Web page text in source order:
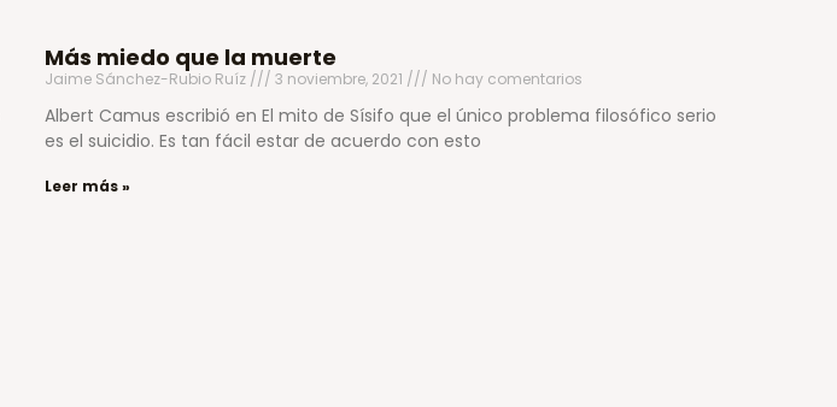
Más miedo que la muerte
Jaime Sánchez-Rubio Ruíz 3 noviembre, 2021 No hay comentarios
Albert Camus escribió en El mito de Sísifo que el único problema filosófico serio
es el suicidio. Es tan fácil estar de acuerdo con esto
Leer más »